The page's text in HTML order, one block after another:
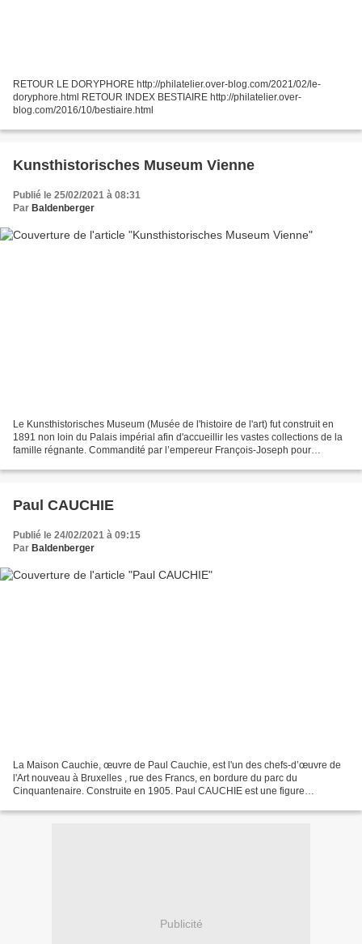
RETOUR LE DORYPHORE http://philatelier.over-blog.com/2021/02/le-
doryphore.html RETOUR INDEX BESTIAIRE http://philatelier.over-
blog.com/2016/10/bestiaire.html
Kunsthistorisches Museum Vienne
Publié le 25/02/2021 à 08:31
Par Baldenberger
Le Kunsthistorisches Museum (Musée de l'histoire de l'art) fut construit en
1891 non loin du Palais impérial afin d'accueillir les vastes collections de la
famille régnante. Commandité par l’empereur François-Joseph pour
Paul CAUCHIE
Publié le 24/02/2021 à 09:15
Par Baldenberger
La Maison Cauchie, œuvre de Paul Cauchie, est l'un des chefs-d’œuvre de
l'Art nouveau à Bruxelles , rue des Francs, en bordure du parc du
Cinquantenaire. Construite en 1905. Paul CAUCHIE est une figure
Publicité